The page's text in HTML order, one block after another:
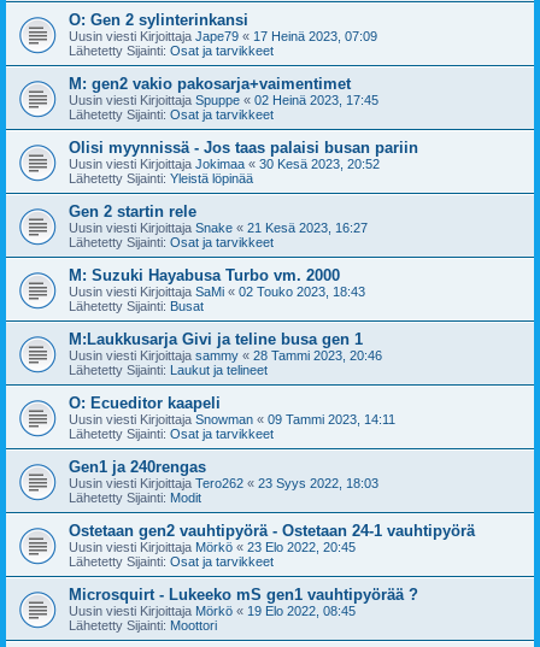
O: Gen 2 sylinterinkansi
Uusin viesti Kirjoittaja Jape79 « 17 Heinä 2023, 07:09
Lähetetty Sijainti: Osat ja tarvikkeet
M: gen2 vakio pakosarja+vaimentimet
Uusin viesti Kirjoittaja Spuppe « 02 Heinä 2023, 17:45
Lähetetty Sijainti: Osat ja tarvikkeet
Olisi myynnissä - Jos taas palaisi busan pariin
Uusin viesti Kirjoittaja Jokimaa « 30 Kesä 2023, 20:52
Lähetetty Sijainti: Yleistä löpinää
Gen 2 startin rele
Uusin viesti Kirjoittaja Snake « 21 Kesä 2023, 16:27
Lähetetty Sijainti: Osat ja tarvikkeet
M: Suzuki Hayabusa Turbo vm. 2000
Uusin viesti Kirjoittaja SaMi « 02 Touko 2023, 18:43
Lähetetty Sijainti: Busat
M:Laukkusarja Givi ja teline busa gen 1
Uusin viesti Kirjoittaja sammy « 28 Tammi 2023, 20:46
Lähetetty Sijainti: Laukut ja telineet
O: Ecueditor kaapeli
Uusin viesti Kirjoittaja Snowman « 09 Tammi 2023, 14:11
Lähetetty Sijainti: Osat ja tarvikkeet
Gen1 ja 240rengas
Uusin viesti Kirjoittaja Tero262 « 23 Syys 2022, 18:03
Lähetetty Sijainti: Modit
Ostetaan gen2 vauhtipyörä - Ostetaan 24-1 vauhtipyörä
Uusin viesti Kirjoittaja Mörkö « 23 Elo 2022, 20:45
Lähetetty Sijainti: Osat ja tarvikkeet
Microsquirt - Lukeeko mS gen1 vauhtipyörää ?
Uusin viesti Kirjoittaja Mörkö « 19 Elo 2022, 08:45
Lähetetty Sijainti: Moottori